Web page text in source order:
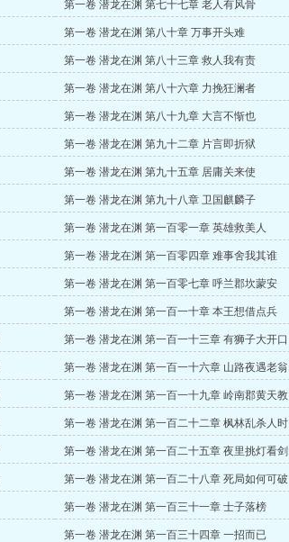
第一卷 潜龙在渊 第七十七章 老人有风骨
第一卷 潜龙在渊 第八十章 万事开头难
第一卷 潜龙在渊 第八十三章 救人我有责
第一卷 潜龙在渊 第八十六章 力挽狂澜者
第一卷 潜龙在渊 第八十九章 大言不惭也
第一卷 潜龙在渊 第九十二章 片言即折狱
第一卷 潜龙在渊 第九十五章 居庸关来使
第一卷 潜龙在渊 第九十八章 卫国麒麟子
第一卷 潜龙在渊 第一百零一章 英雄救美人
第一卷 潜龙在渊 第一百零四章 难事舍我其谁
第一卷 潜龙在渊 第一百零七章 呼兰郡坎蒙安
第一卷 潜龙在渊 第一百一十章 本王想借点兵
第一卷 潜龙在渊 第一百一十三章 有狮子大开口
第一卷 潜龙在渊 第一百一十六章 山路夜遇老翁
第一卷 潜龙在渊 第一百一十九章 岭南郡黄天教
第一卷 潜龙在渊 第一百二十二章 枫林乱杀人时
第一卷 潜龙在渊 第一百二十五章 夜里挑灯看剑
第一卷 潜龙在渊 第一百二十八章 死局如何可破
第一卷 潜龙在渊 第一百三十一章 士子落榜
第一卷 潜龙在渊 第一百三十四章 一招而已